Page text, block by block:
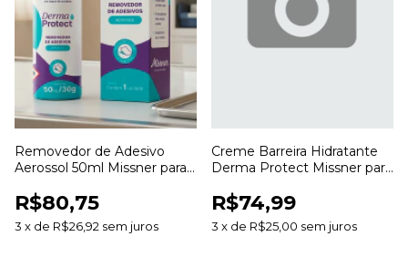
Removedor de Adesivo
Aerossol 50ml Missner para
Resíduos
R$80,75
3 x de R$26,92 sem juros
Creme Barreira Hidratante
Derma Protect Missner para
Pele
R$74,99
3 x de R$25,00 sem juros